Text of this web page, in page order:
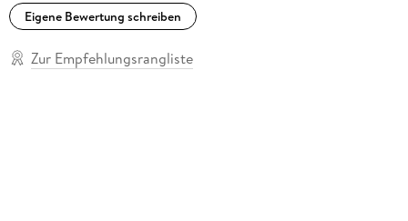
Eigene Bewertung schreiben
Zur Empfehlungsrangliste